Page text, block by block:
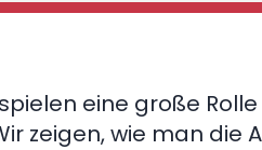
eine große
zeigen, wie man die